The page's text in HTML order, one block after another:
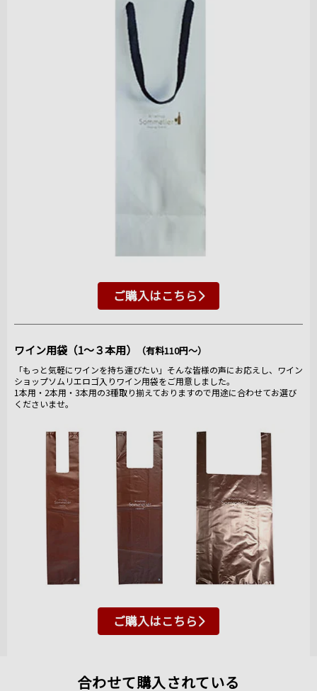
ご購入はこちら
ワイン用袋（1～３本用） （有料110円～）
「もっと気軽にワインを持ち運びたい」そんな皆様の声にお応えし、ワイン
ショップソムリエロゴ入りワイン用袋をご用意しました。
1本用・2本用・3本用の3種取り揃えておりますので用途に合わせてお選び
くださいませ。
ご購入はこちら
合わせて購入されている